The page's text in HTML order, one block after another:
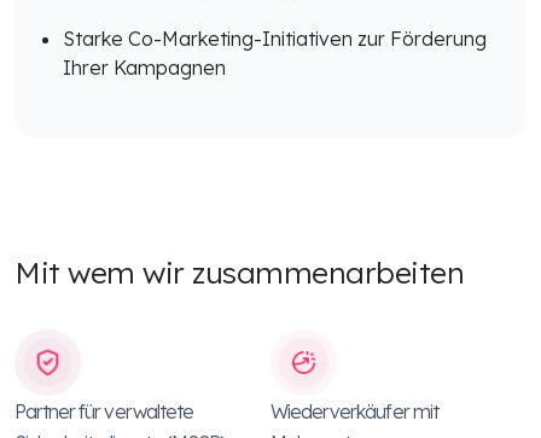
Starke Co-Marketing-Initiativen zur Förderung
Ihrer Kampagnen
Partner für verwaltete
Wiederverkäufer mit
Mit wem wir zusammenarbeiten